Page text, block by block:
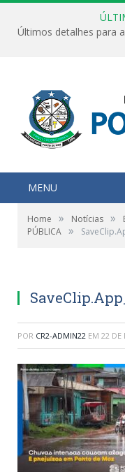
MENU
Home » Notícias »
PÚBLICA »
POR CR2-ADMIN22 EM 22 DE